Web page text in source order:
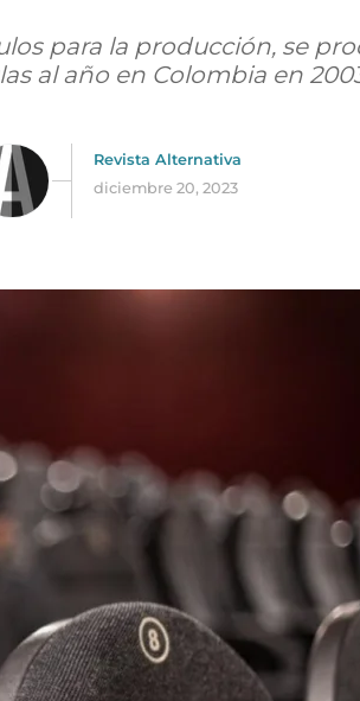
para la producción, se
al año en Colombia en
Revista Alternativa
diciembre 20, 2023